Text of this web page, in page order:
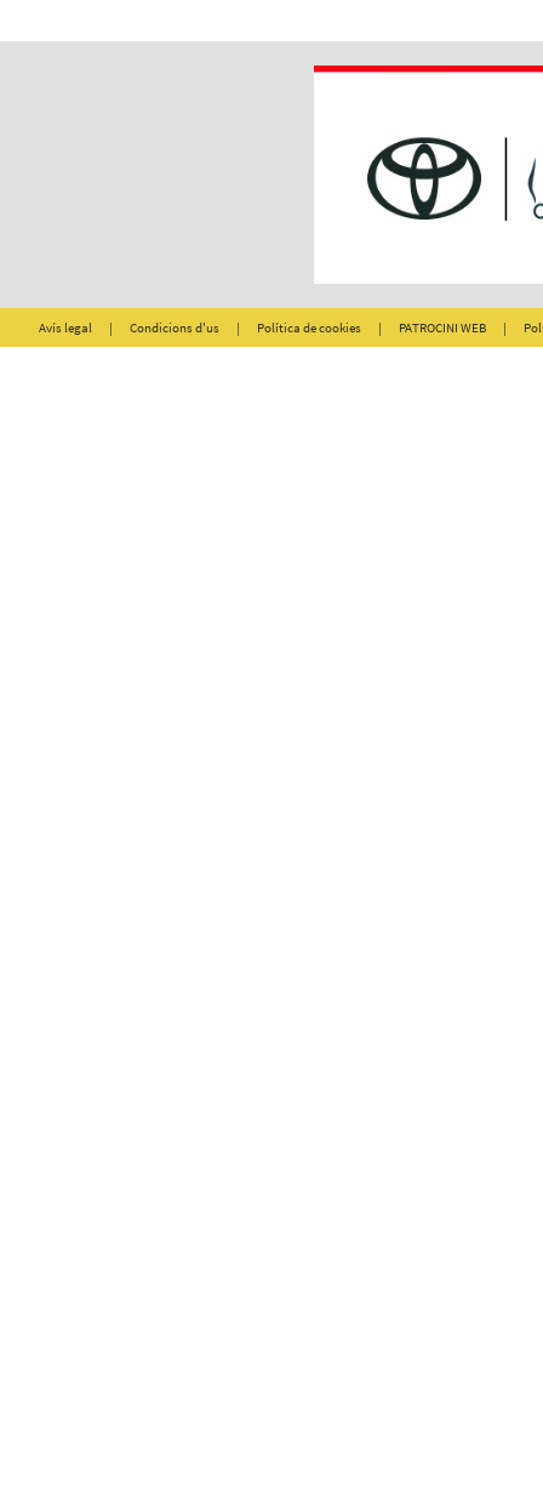
Avís legal | Condicions d'us | Política de cookies | PATROCINI WEB |